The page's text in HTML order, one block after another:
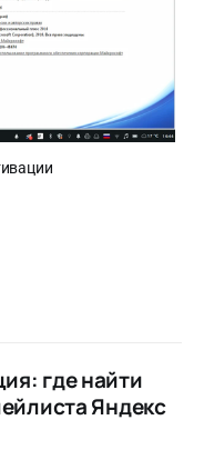
где найти
Яндекс